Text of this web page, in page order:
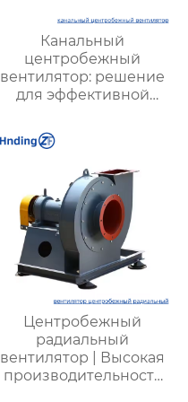
Канальный
центробежный
вентилятор: решение
для эффективной
Центробежный
радиальный
вентилятор | Высокая
производительность